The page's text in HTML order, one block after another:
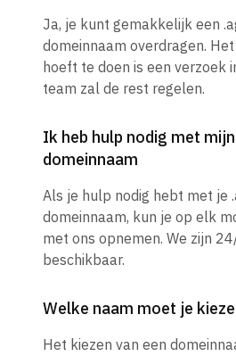
Ja, je kunt gemakkelijk een
domeinnaam overdragen.
hoeft te doen is een verzoek
team zal de rest regelen.
Ik heb hulp nodig met
domeinnaam
Als je hulp nodig hebt met je
domeinnaam, kun je op elk
met ons opnemen. We zijn
beschikbaar.
Welke naam moet je
Het kiezen van een